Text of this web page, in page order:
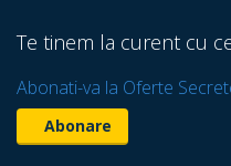
Te tinem la curent cu
Abonati-va la Oferte